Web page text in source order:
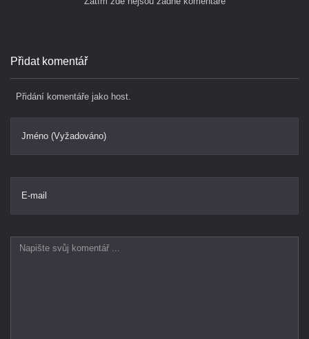
Přidat komentář
Přidání komentáře jako host.
Jméno (Vyžadováno)
E-mail